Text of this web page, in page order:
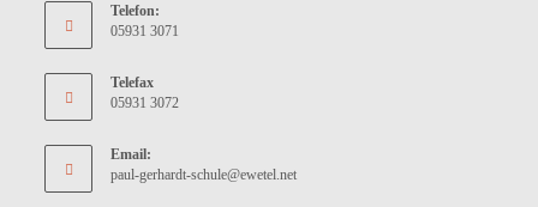
Telefon:
05931 3071
Telefax
05931 3072
Email:
paul-gerhardt-schule@ewetel.net